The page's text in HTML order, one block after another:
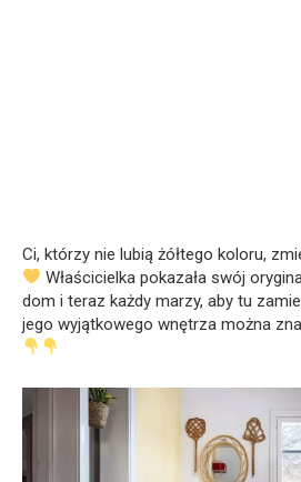
Ci, którzy nie lubią żółtego koloru,
Właścicielka pokazała swój
dom i teraz każdy marzy, aby tu
jego wyjątkowego wnętrza można